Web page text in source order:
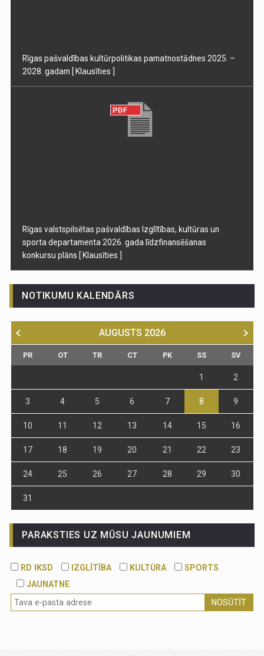
Rīgas pašvaldības kultūrpolitikas pamatnostādnes 2025. –
2028. gadam [ Klausīties ]
Rīgas valstspilsētas pašvaldības Izglītības, kultūras un
sporta departamenta 2026. gada līdzfinansēšanas
konkursu plāns [ Klausīties ]
NOTIKUMU KALENDĀRS
AUGUSTS 2026
PR OT TR CT PK SS SV
1 2
3 4 5 6 7 8 9
10 11 12 13 14 15 16
17 18 19 20 21 22 23
24 25 26 27 28 29 30
31
PARAKSTIES UZ MŪSU JAUNUMIEM
RD IKSD IZGLĪTĪBA KULTŪRA
SPORTS
JAUNATNE
NOSŪTĪT